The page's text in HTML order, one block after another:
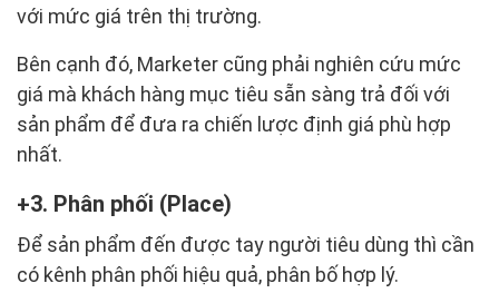
với mức giá trên thị trường.
Bên cạnh đó, Marketer cũng phải nghiên cứu mức
giá mà khách hàng mục tiêu sẵn sàng trả đối với
sản phẩm để đưa ra chiến lược định giá phù hợp
nhất.
3. Phân phối (Place)
Để sản phẩm đến được tay người tiêu dùng thì cần
có kênh phân phối hiệu quả, phân bố hợp lý.